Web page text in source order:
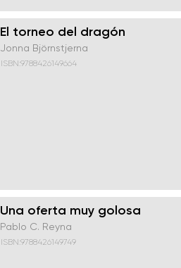
El torneo del dragón
Jonna Björnstjerna
ISBN:9788426149664
Una oferta muy golosa
Pablo C. Reyna
ISBN:9788426149749